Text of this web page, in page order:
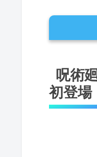
呪術
呪術
ン
呪術
初登場